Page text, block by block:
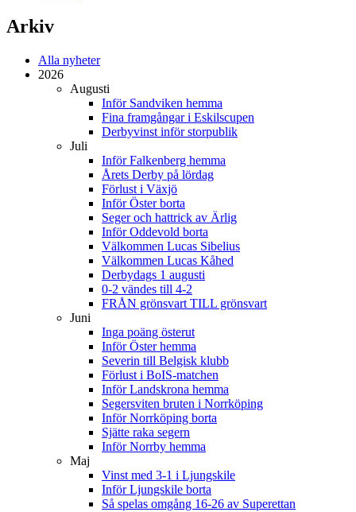
Arkiv
Alla nyheter
2026
Augusti
Inför Sandviken hemma
Fina framgångar i Eskilscupen
Derbyvinst inför storpublik
Juli
Inför Falkenberg hemma
Årets Derby på lördag
Förlust i Växjö
Inför Öster borta
Seger och hattrick av Ärlig
Inför Oddevold borta
Välkommen Lucas Sibelius
Välkommen Lucas Kåhed
Derbydags 1 augusti
0-2 vändes till 4-2
FRÅN grönsvart TILL grönsvart
Juni
Inga poäng österut
Inför Öster hemma
Severin till Belgisk klubb
Förlust i BoIS-matchen
Inför Landskrona hemma
Segersviten bruten i Norrköping
Inför Norrköping borta
Sjätte raka segern
Inför Norrby hemma
Maj
Vinst med 3-1 i Ljungskile
Inför Ljungskile borta
Så spelas omgång 16-26 av Superettan